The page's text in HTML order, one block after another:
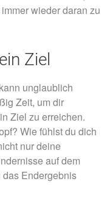
wieder daran zu
Ziel
unglaublich
Zeit, um dir
Ziel zu erreichen.
Wie fühlst du dich
nur deine
auf dem
Endergebnis